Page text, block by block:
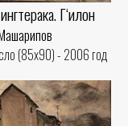
Гʻилон
(85x90) - 2006 год